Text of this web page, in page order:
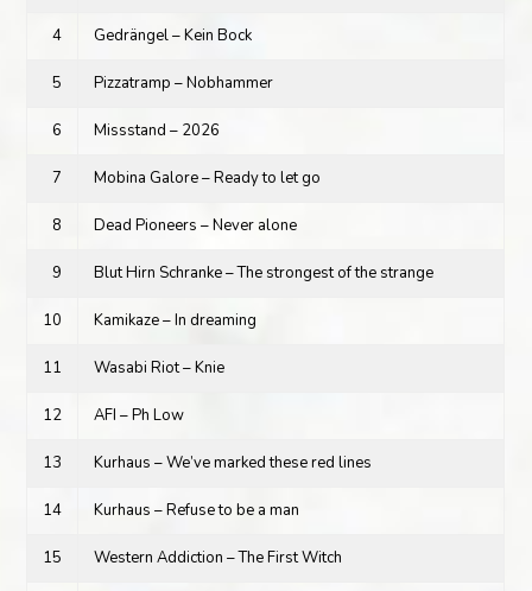
4 Gedrängel – Kein Bock
5 Pizzatramp – Nobhammer
6 Missstand – 2026
7 Mobina Galore – Ready to let go
8 Dead Pioneers – Never alone
9 Blut Hirn Schranke – The strongest of the strange
10 Kamikaze – In dreaming
11 Wasabi Riot – Knie
12 AFI – Ph Low
13 Kurhaus – We’ve marked these red lines
14 Kurhaus – Refuse to be a man
15 Western Addiction – The First Witch